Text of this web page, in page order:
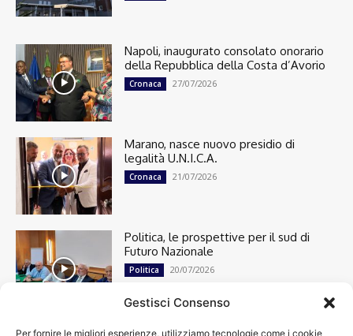
Gestisci Consenso
Per fornire le migliori esperienze, utilizziamo tecnologie come i cookie
Napoli, inaugurato consolato onorario
della Repubblica della Costa d’Avorio
Cronaca 27/07/2026
Marano, nasce nuovo presidio di
legalità U.N.I.C.A.
Cronaca 21/07/2026
Politica, le prospettive per il sud di
Futuro Nazionale
Politica 20/07/2026